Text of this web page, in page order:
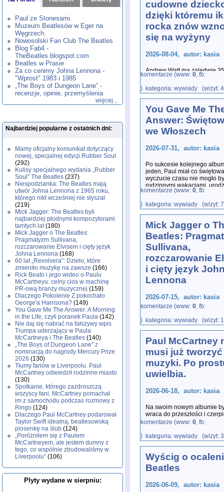
,1982,1983 ,1984,
1985, 1986,1987,1988
1990,1991 ,1992,1993 ,1994,
1995,1996, 1999
2000,2001,2002 ,2003,2004,
2005,2006, 2007
2010,2011,2012,2013,2014
2015,2016, 2017,
2020,2021,2022,2023,2024 ,
2025,2026
Paul ze Stonesami.
Muzeum Beatlesów w Eger na
Węgrzech.
Nowosolski Fan Club The Beatles
Blog Fab4 -
TheBeatles.blogspot.com
Beatles w Prasie
Za co cenimy Johna Lennona -
"Wprost" 1983 i 1985
„The Boys of Dungeon Lane” -
recenzje, opinie, przemyślenia
więcej...
Najbardziej popularne z ostatnich dni:
Mamy oficjalny komunikat dotyczący
nowej, specjalnej edycji Rubber Soul
(292)
Kulisy specjalnego wydania „Rubber
Soul” The Beatles (237)
Niespodzianka: The Beatles mają
utwór Johna Lennona z 1965 roku,
którego nikt wcześniej nie słyszał
(219)
Mick Jagger: The Beatles byli
najbardziej płodnymi kompozytorami
tamtych lat(180)
Mick Jagger o The Beatles:
Pragmatyzm Sullivana,
rozczarowanie Elvisem i cięty język
Johna Lennona (168)
60 lat „Revolvera”: Dzieło, które
zmieniło muzykę na zawsze (166)
Rick Beato i jego wideo o Paulu
McCartneyu: celny cios w machinę
PR-ową branży muzycznej (159)
Dlaczego Pokolenie Z pokochało
George'a Harrisona? (149)
You Gave Me The Answer: A Morning
in the Life, czyli poranek Paula (142)
Nie daj się nabrać na fałszywy wpis
Trumpa uderzający w Paula
McCartneya i The Beatles (140)
„The Boys of Dungeon Lane” z
nominacją do nagrody Mercury Prize
2026 (130)
Tłumy fanów w Liverpoolu. Paul
McCartney odwiedził rodzinne miasto
(130)
Spotkanie, którego zazdroszczą
wszyscy fani. McCartney pomachał
im z samochodu podczas rozmowy z
Ringo (124)
Dlaczego Paul McCartney podarował
Taylor Swift idealną, beatlesowską
piosenkę na ślub (124)
„Poróżniłem się z Paulem
McCartneyem, ale jestem dumny z
tego, co wspólnie zbudowaliśmy w
Liverpoolu” (106)
Plyty wydane w sierpniu:
cudowne
dzięki któremu
rocka znów
się na wyżyny
2026-08-04, autor: kasia
Andrew Watt ma zaledwie
Rolling Stones i Paula
co najle
komentarze (www: 0, fb:
) kategoria: wywiady (wizyt:
You Gave Me
Answer:
we Włoszech
2026-07-31, autor: kasia
Po sukcesie kolejnego
jeden, Paul miał co
wyczucie czasu nie mogło
rodzinnymi wakacjami,
komentarze (www: 0, fb:
) kategoria: wywiady (wizyt:
Mick Jagger o
Beatles:
Sullivana,
rozczarowanie
i cięty język
Lennona
2026-07-15, autor: kasia
The Rolling Stones
komentarze (www: 0, fb:
) kategoria: wywiady (wizyt:
Paul McCartney
musi już tworzyć
muzyki. Po
uwielbia.
2026-06-18, autor: kasia
Na swoim nowym albumie
wraca do przeszłości i
tworzy. Dla Paula
komentarze (www: 0, fb:
) kategoria: wywiady (wizyt:
Wyścig o
Beatles
2026-06-09, autor: kasia